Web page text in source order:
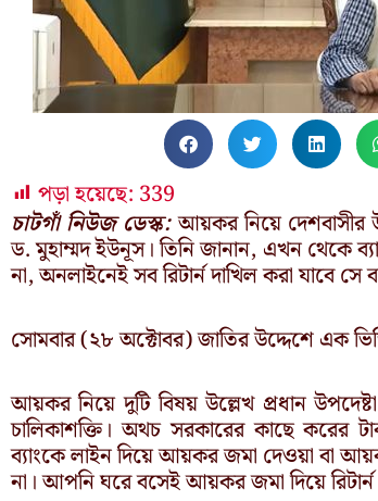
পড়া হয়েছে: 339
চাটগাঁ নিউজ ডেস্ক:আয়কর নিয়ে দেশবাসীর
ড. মুহাম্মদ ইউনূস। তিনি জানান, এখন থেকে
না, অনলাইনেই সব রিটার্ন দাখিল করা যাবে সে
সোমবার (২৮ অক্টোবর) জাতির উদ্দেশে এক
আয়কর নিয়ে দুটি বিষয় উল্লেখ প্রধান
চালিকাশক্তি। অথচ সরকারের কাছে করের
ব্যাংকে লাইন দিয়ে আয়কর জমা দেওয়া বা
না। আপনি ঘরে বসেই আয়কর জমা দিয়ে